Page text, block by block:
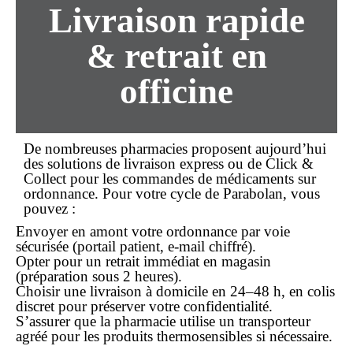
Livraison rapide
& retrait en
officine
De nombreuses pharmacies proposent aujourd’hui
des solutions de livraison express ou de Click &
Collect pour les commandes de médicaments sur
ordonnance. Pour votre cycle de Parabolan, vous
pouvez :
Envoyer en amont votre ordonnance par voie
sécurisée (portail patient, e-mail chiffré).
Opter pour un retrait immédiat en magasin
(préparation sous 2 heures).
Choisir une livraison à domicile en 24–48 h, en colis
discret pour préserver votre confidentialité.
S’assurer que la pharmacie utilise un transporteur
agréé pour les produits thermosensibles si nécessaire.